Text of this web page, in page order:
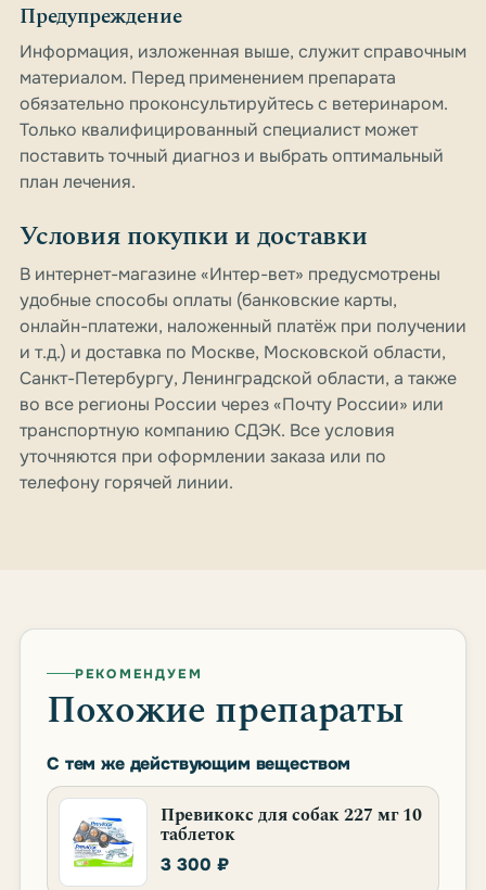
Предупреждение
Информация, изложенная выше, служит справочным
материалом. Перед применением препарата
обязательно проконсультируйтесь с ветеринаром.
Только квалифицированный специалист может
поставить точный диагноз и выбрать оптимальный
план лечения.
Условия покупки и доставки
В интернет-магазине «Интер-вет» предусмотрены
удобные способы оплаты (банковские карты,
онлайн-платежи, наложенный платёж при получении
и т.д.) и доставка по Москве, Московской области,
Санкт-Петербургу, Ленинградской области, а также
во все регионы России через «Почту России» или
транспортную компанию СДЭК. Все условия
уточняются при оформлении заказа или по
телефону горячей линии.
РЕКОМЕНДУЕМ
Похожие препараты
С тем же действующим веществом
Превикокс для собак 227 мг 10
таблеток
3 300 ₽